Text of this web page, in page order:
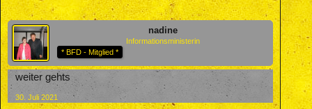
nadine
Informationsministerin
* BFD - Mitglied *
weiter gehts
30. Juli 2021